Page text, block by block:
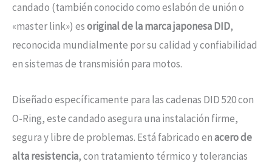
candado (también conocido como eslabón de unión o
«master link») esoriginal de la marca japonesa DID,
reconocida mundialmente por su calidad y confiabilidad
en sistemas de transmisión para motos.
Diseñado específicamente para las cadenas DID 520 con
O-Ring, este candado asegura una instalación firme,
segura y libre de problemas. Está fabricado enacero de
alta resistencia, con tratamiento térmico y tolerancias